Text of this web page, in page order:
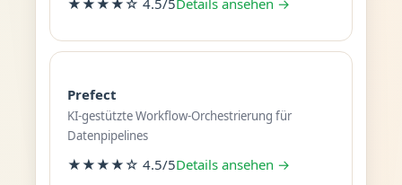
Prefect
KI-gestützte Workflow-Orchestrierung für
Datenpipelines
★★★★☆ 4.5/5Details ansehen →